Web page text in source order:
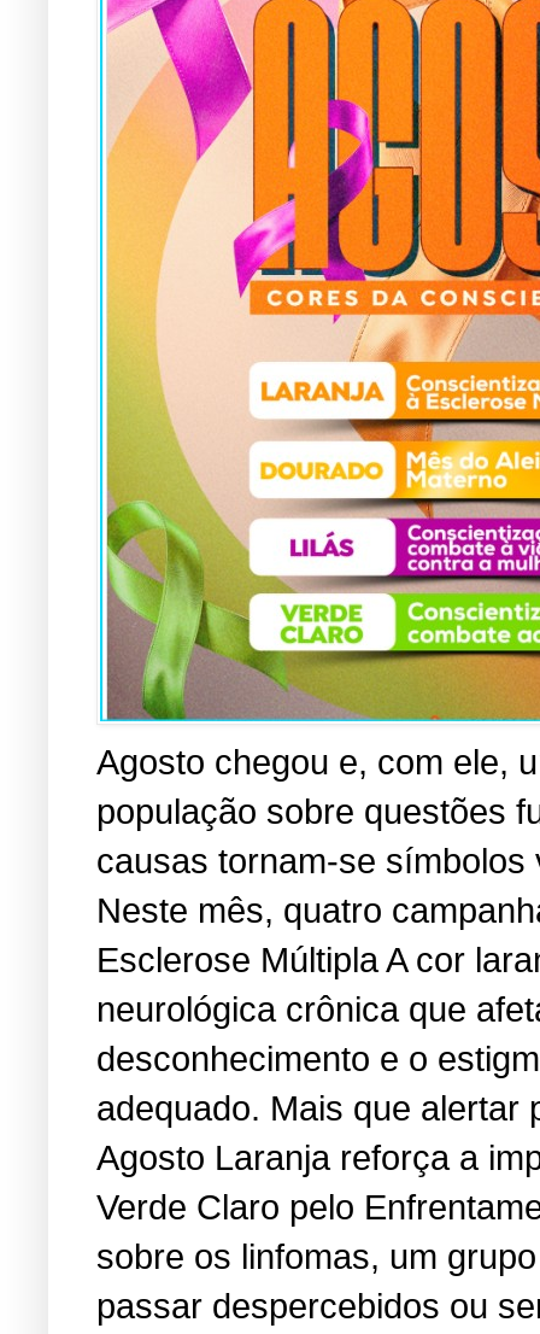
Agosto chegou e, com ele,
população sobre questões
causas tornam-se símbolos
Neste mês, quatro
Esclerose Múltipla A cor
neurológica crônica que
desconhecimento e o
adequado. Mais que
Agosto Laranja reforça a
Verde Claro pelo
sobre os linfomas, um
passar despercebidos ou